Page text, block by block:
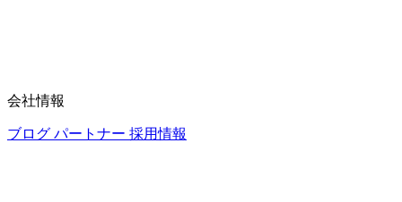
会社情報
ブログ パートナー 採用情報